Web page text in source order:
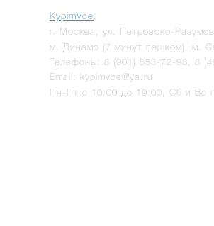
KypimVce:
г.
Москва
ул. Петровско-
м. Динамо (7 минут пешком), м.
Телефоны: 8 (901) 553-72-98
8
Email: kypimvce@ya.ru
Пн-Пт с 10:00 до 19:00, Сб и Вс